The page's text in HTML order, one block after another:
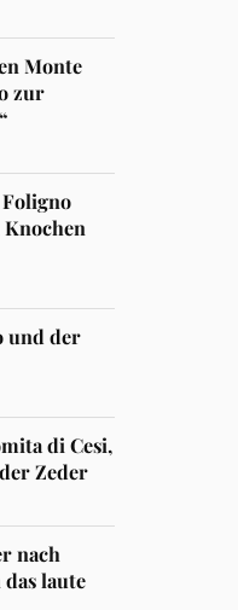
Monte
zur
und der
di Cesi,
Zeder
nach
laute